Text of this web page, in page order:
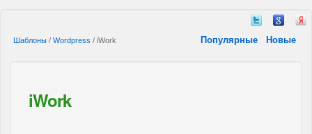
Шаблоны / Wordpress / iWork Популярные Новые
iWork